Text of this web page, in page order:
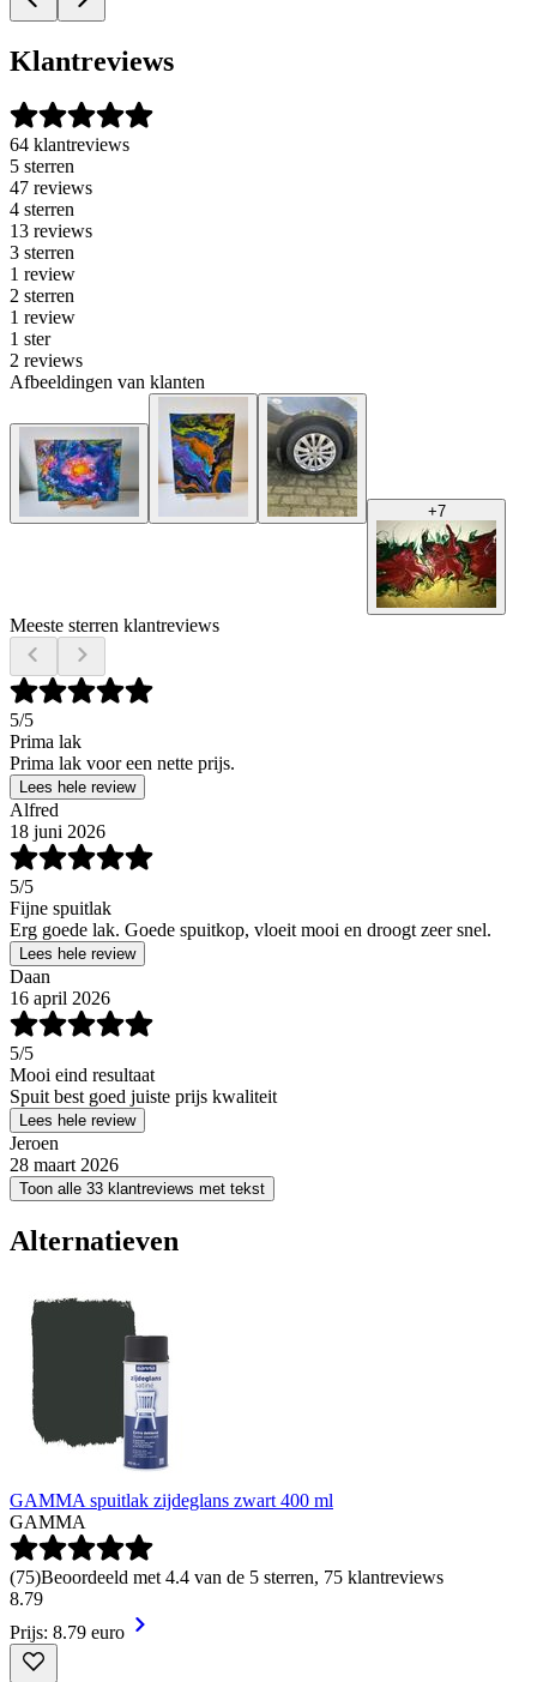
Klantreviews
64 klantreviews
5 sterren
47 reviews
4 sterren
13 reviews
3 sterren
1 review
2 sterren
1 review
1 ster
2 reviews
Afbeeldingen van klanten
+7
Meeste sterren klantreviews
5/5
Prima lak
Prima lak voor een nette prijs.
Lees hele review
Alfred
18 juni 2026
5/5
Fijne spuitlak
Erg goede lak. Goede spuitkop, vloeit mooi en droogt zeer snel.
Lees hele review
Daan
16 april 2026
5/5
Mooi eind resultaat
Spuit best goed juiste prijs kwaliteit
Lees hele review
Jeroen
28 maart 2026
Toon alle 33 klantreviews met tekst
Alternatieven
GAMMA spuitlak zijdeglans zwart 400 ml
GAMMA
(75)Beoordeeld met 4.4 van de 5 sterren, 75 klantreviews
8.79
Prijs: 8.79 euro